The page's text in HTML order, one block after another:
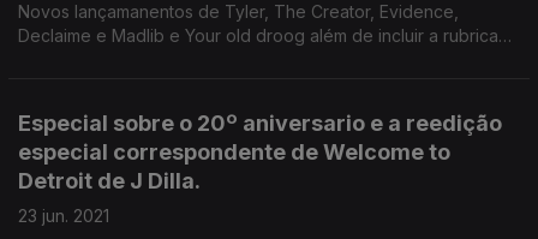
Novos lançamanentos de Tyler, The Creator, Evidence,
Declaime e Madlib e Your old droog além de incluir a rubrica
Especial sobre o 20º aniversario e a reedição
especial correspondente de Welcome to
Detroit de J Dilla.
23 jun. 2021